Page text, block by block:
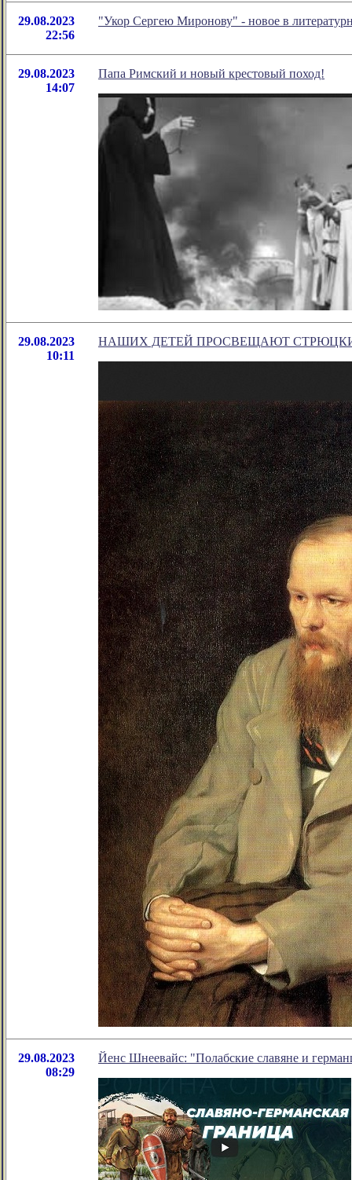
29.08.2023
22:56
"Укор Сергею Миронову" - новое в
29.08.2023
14:07
Папа Римский и новый крестовый поход!
29.08.2023
10:11
НАШИХ ДЕТЕЙ ПРОСВЕЩАЮТ
29.08.2023
08:29
Йенс Шнеевайс: "Полабские славяне и